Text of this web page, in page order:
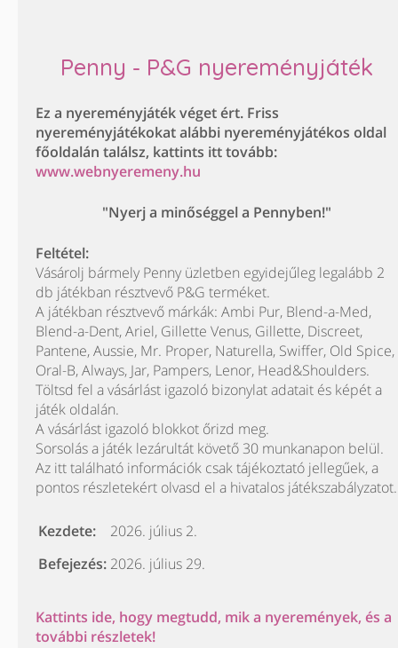
Penny - P&G nyereményjáték
Ez a nyereményjáték véget ért. Friss
nyereményjátékokat alábbi nyereményjátékos oldal
főoldalán találsz, kattints itt tovább:
www.webnyeremeny.hu
"Nyerj a minőséggel a Pennyben!"
Feltétel:
Vásárolj bármely Penny üzletben egyidejűleg legalább 2
db játékban résztvevő P&G terméket.
A játékban résztvevő márkák: Ambi Pur, Blend-a-Med,
Blend-a-Dent, Ariel, Gillette Venus, Gillette, Discreet,
Pantene, Aussie, Mr. Proper, Naturella, Swiffer, Old Spice,
Oral-B, Always, Jar, Pampers, Lenor, Head&Shoulders.
Töltsd fel a vásárlást igazoló bizonylat adatait és képét a
játék oldalán.
A vásárlást igazoló blokkot őrizd meg.
Sorsolás a játék lezárultát követő 30 munkanapon belül.
Az itt található információk csak tájékoztató jellegűek, a
pontos részletekért olvasd el a hivatalos játékszabályzatot.
Kezdete:
2026. július 2.
Befejezés: 2026. július 29.
Kattints ide, hogy megtudd, mik a nyeremények, és a
további részletek!